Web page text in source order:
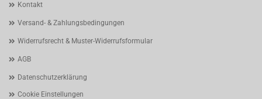
Kontakt
Versand- & Zahlungsbedingungen
Widerrufsrecht & Muster-Widerrufsformular
AGB
Datenschutzerklärung
Cookie Einstellungen